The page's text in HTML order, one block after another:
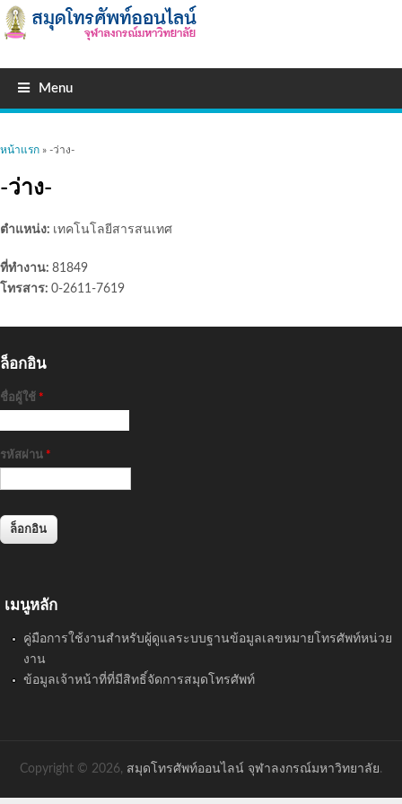
Menu
คุณอยู่ที่นี่
หน้าแรก » -ว่าง-
-ว่าง-
ตำแหน่ง: เทคโนโลยีสารสนเทศ
ที่ทำงาน: 81849
โทรสาร: 0-2611-7619
ล็อกอิน
ชื่อผู้ใช้ *
รหัสผ่าน *
เมนูหลัก
คู่มือการใช้งานสำหรับผู้ดูแลระบบฐานข้อมูลเลขหมายโทรศัพท์หน่วย
งาน
ข้อมูลเจ้าหน้าที่ที่มีสิทธิ์จัดการสมุดโทรศัพท์
Copyright © 2026, สมุดโทรศัพท์ออนไลน์ จุฬาลงกรณ์มหาวิทยาลัย.